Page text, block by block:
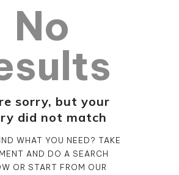
UNS
No
sorry, but your
did not match
WHAT YOU NEED? TAKE
AND DO A SEARCH
OR START FROM OUR